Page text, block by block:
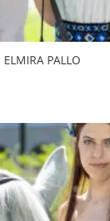
PALLO